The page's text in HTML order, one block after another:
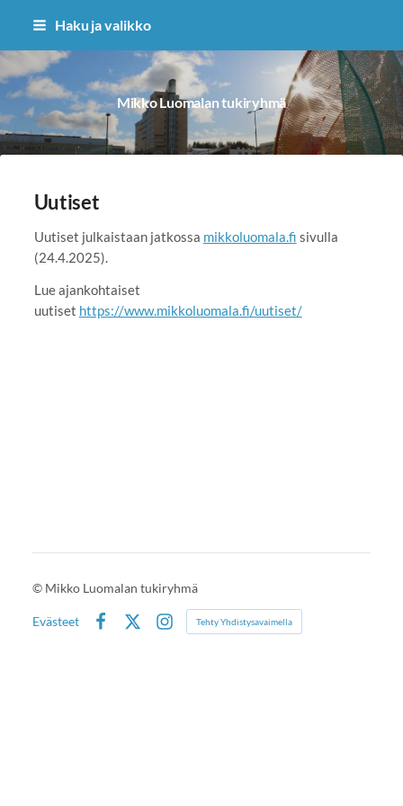
Siirry
sisältöön
Haku ja valikko
Mikko Luomalan tukiryhmä
Uutiset
Uutiset julkaistaan jatkossa mikkoluomala.fi sivulla
(24.4.2025).
Lue ajankohtaiset
uutiset https://www.mikkoluomala.fi/uutiset/
© Mikko Luomalan tukiryhmä
Evästeet
Instagram
Tehty Yhdistysavaimella